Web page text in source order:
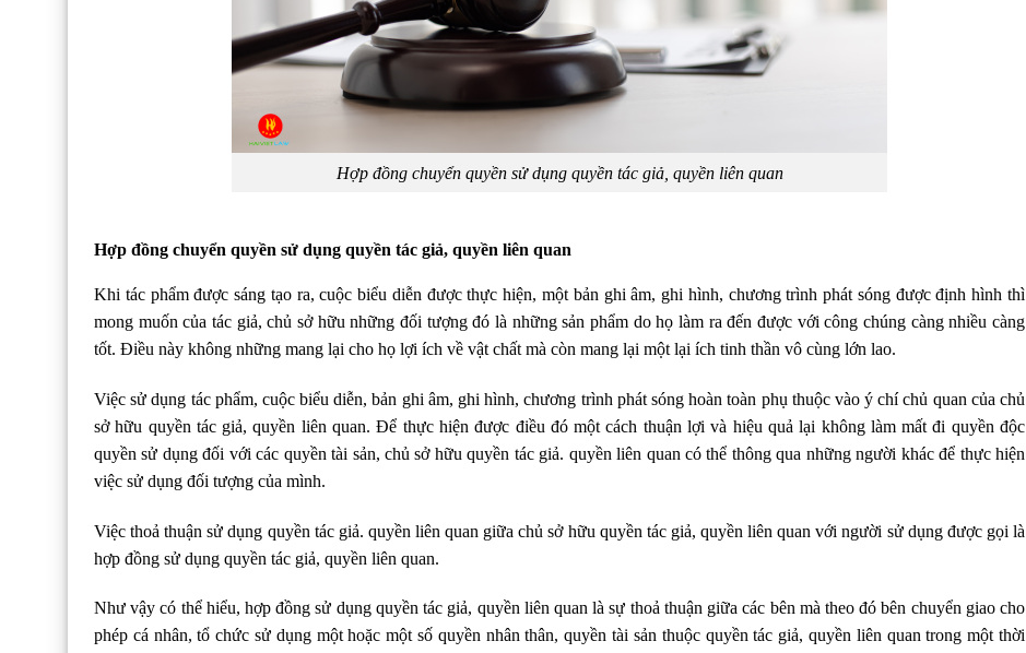
Hợp đồng chuyển quyền sử dụng quyền tác giả, quyền liên quan
Hợp đồng chuyển quyền sử dụng quyền tác giả, quyền liên quan
Khi tác phẩm được sáng tạo ra, cuộc biểu diễn được thực hiện, một bản ghi âm, ghi hình, chương trình phát sóng được định hình thì
mong muốn của tác giả, chủ sở hữu những đối tượng đó là những sản phẩm do họ làm ra đến được với công chúng càng nhiều càng
tốt. Điều này không những mang lại cho họ lợi ích về vật chất mà còn mang lại một lại ích tinh thần vô cùng lớn lao.
Việc sử dụng tác phẩm, cuộc biểu diễn, bản ghi âm, ghi hình, chương trình phát sóng hoàn toàn phụ thuộc vào ý chí chủ quan của chủ
sở hữu quyền tác giả, quyền liên quan. Để thực hiện được điều đó một cách thuận lợi và hiệu quả lại không làm mất đi quyền độc
quyền sử dụng đối với các quyền tài sản, chủ sở hữu quyền tác giả. quyền liên quan có thể thông qua những người khác để thực hiện
việc sử dụng đối tượng của mình.
Việc thoả thuận sử dụng quyền tác giả. quyền liên quan giữa chủ sở hữu quyền tác giả, quyền liên quan với người sử dụng được gọi là
hợp đồng sử dụng quyền tác giả, quyền liên quan.
Như vậy có thể hiểu, hợp đồng sử dụng quyền tác giả, quyền liên quan là sự thoả thuận giữa các bên mà theo đó bên chuyển giao cho
phép cá nhân, tổ chức sử dụng một hoặc một số quyền nhân thân, quyền tài sản thuộc quyền tác giả, quyền liên quan trong một thời